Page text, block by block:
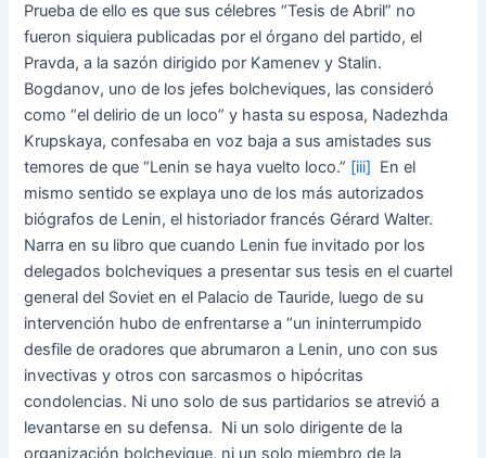
Prueba de ello es que sus célebres “Tesis de Abril” no
fueron siquiera publicadas por el órgano del partido, el
Pravda, a la sazón dirigido por Kamenev y Stalin.
Bogdanov, uno de los jefes bolcheviques, las consideró
como “el delirio de un loco” y hasta su esposa, Nadezhda
Krupskaya, confesaba en voz baja a sus amistades sus
temores de que “Lenin se haya vuelto loco.” [iii] En el
mismo sentido se explaya uno de los más autorizados
biógrafos de Lenin, el historiador francés Gérard Walter.
Narra en su libro que cuando Lenin fue invitado por los
delegados bolcheviques a presentar sus tesis en el cuartel
general del Soviet en el Palacio de Tauride, luego de su
intervención hubo de enfrentarse a “un ininterrumpido
desfile de oradores que abrumaron a Lenin, uno con sus
invectivas y otros con sarcasmos o hipócritas
condolencias. Ni uno solo de sus partidarios se atrevió a
levantarse en su defensa. Ni un solo dirigente de la
organización bolchevique, ni un solo miembro de la